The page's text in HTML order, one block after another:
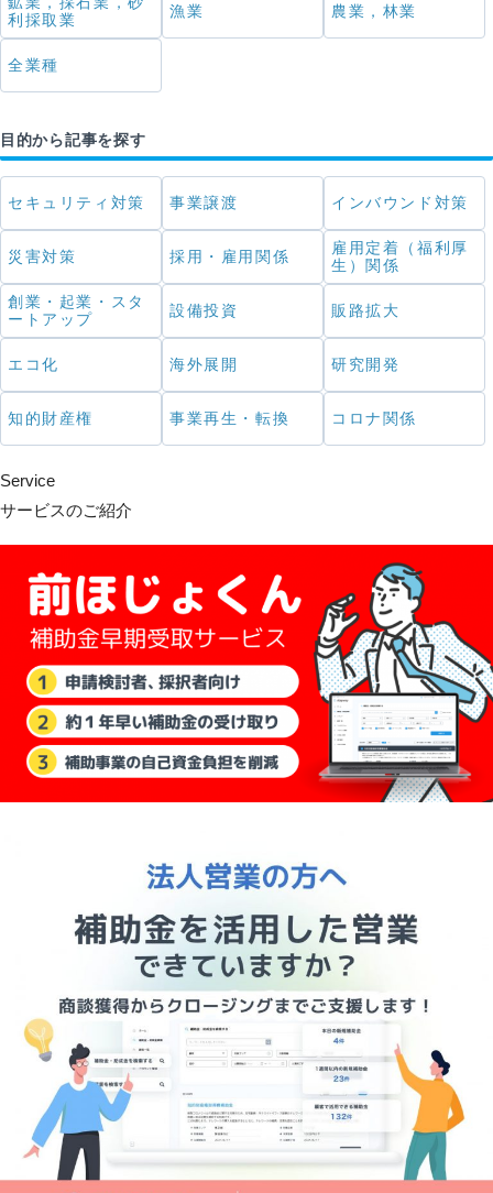
利採取業
漁業 農業，林業
全業種
目的から記事を探す
セキュリティ対策 事業譲渡 インバウンド対策
災害対策 採用・雇用関係
雇用定着（福利厚
生）関係
創業・起業・スタ
ートアップ
設備投資 販路拡大
エコ化 海外展開 研究開発
知的財産権 事業再生・転換 コロナ関係
Service
サービスのご紹介